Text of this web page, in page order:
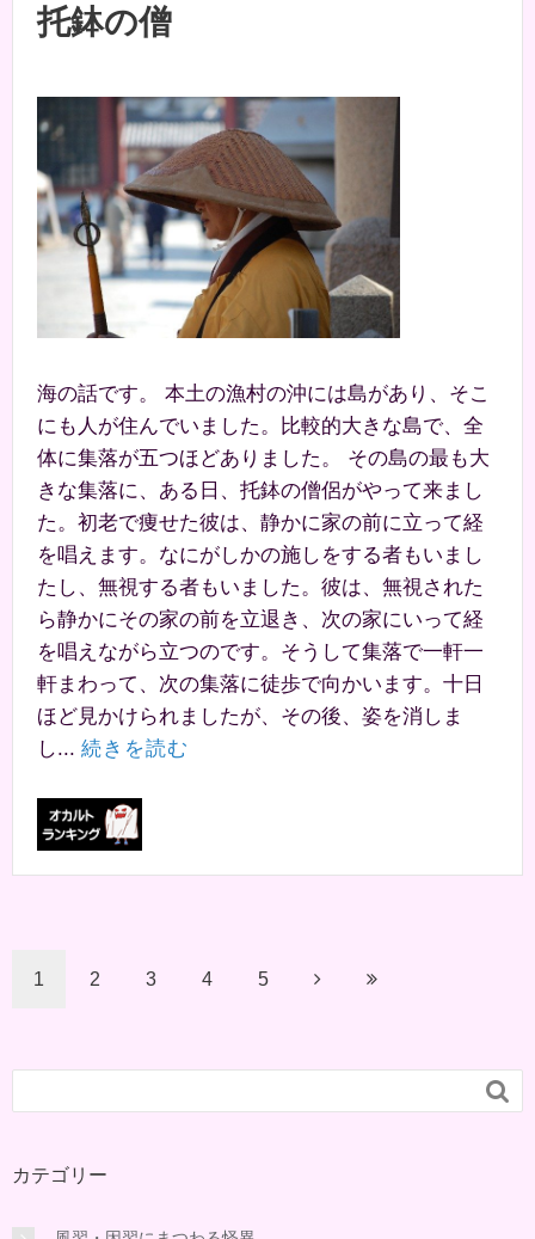
托鉢の僧
海の話です。 本土の漁村の沖には島があり、そこ
にも人が住んでいました。比較的大きな島で、全
体に集落が五つほどありました。 その島の最も大
きな集落に、ある日、托鉢の僧侶がやって来まし
た。初老で痩せた彼は、静かに家の前に立って経
を唱えます。なにがしかの施しをする者もいまし
たし、無視する者もいました。彼は、無視された
ら静かにその家の前を立退き、次の家にいって経
を唱えながら立つのです。そうして集落で一軒一
軒まわって、次の集落に徒歩で向かいます。十日
ほど見かけられましたが、その後、姿を消しま
し... 続きを読む
1 2 3 4 5

カテゴリー